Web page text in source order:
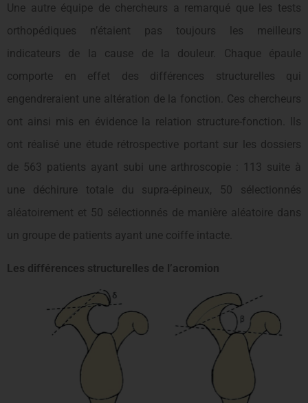
Une autre équipe de chercheurs a remarqué que les tests
orthopédiques n’étaient pas toujours les meilleurs
indicateurs de la cause de la douleur. Chaque épaule
comporte en effet des différences structurelles qui
engendreraient une altération de la fonction. Ces chercheurs
ont ainsi mis en évidence la relation structure-fonction. Ils
ont réalisé une étude rétrospective portant sur les dossiers
de 563 patients ayant subi une arthroscopie : 113 suite à
une déchirure totale du supra-épineux, 50 sélectionnés
aléatoirement et 50 sélectionnés de manière aléatoire dans
un groupe de patients ayant une coiffe intacte.
Les différences structurelles de l’acromion